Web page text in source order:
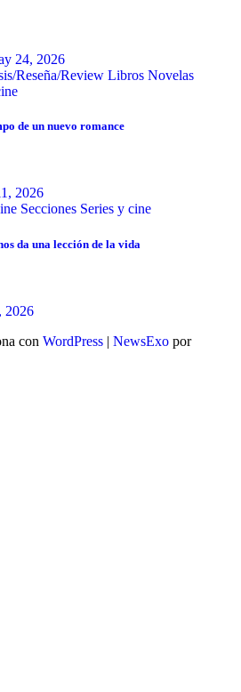
24, 2026
Reseña/Review Libros Novelas
de un nuevo romance
2026
Secciones Series y cine
da una lección de la vida
2026
con WordPress | NewsExo por